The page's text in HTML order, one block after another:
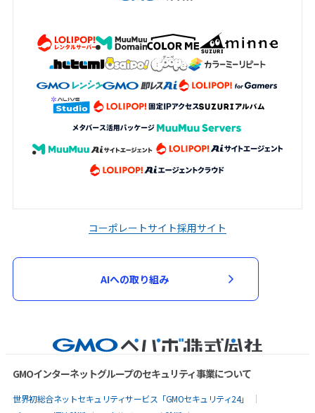
コーポレートサイト採用サイト
AIへの取り組み
GMOインターネットグループのセキュリティ事業について
世界初総合ネットセキュリティサービス「GMOセキュリティ24」